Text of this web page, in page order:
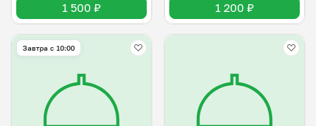
1 500 ₽ 1 200 ₽
Завтра c 10:00